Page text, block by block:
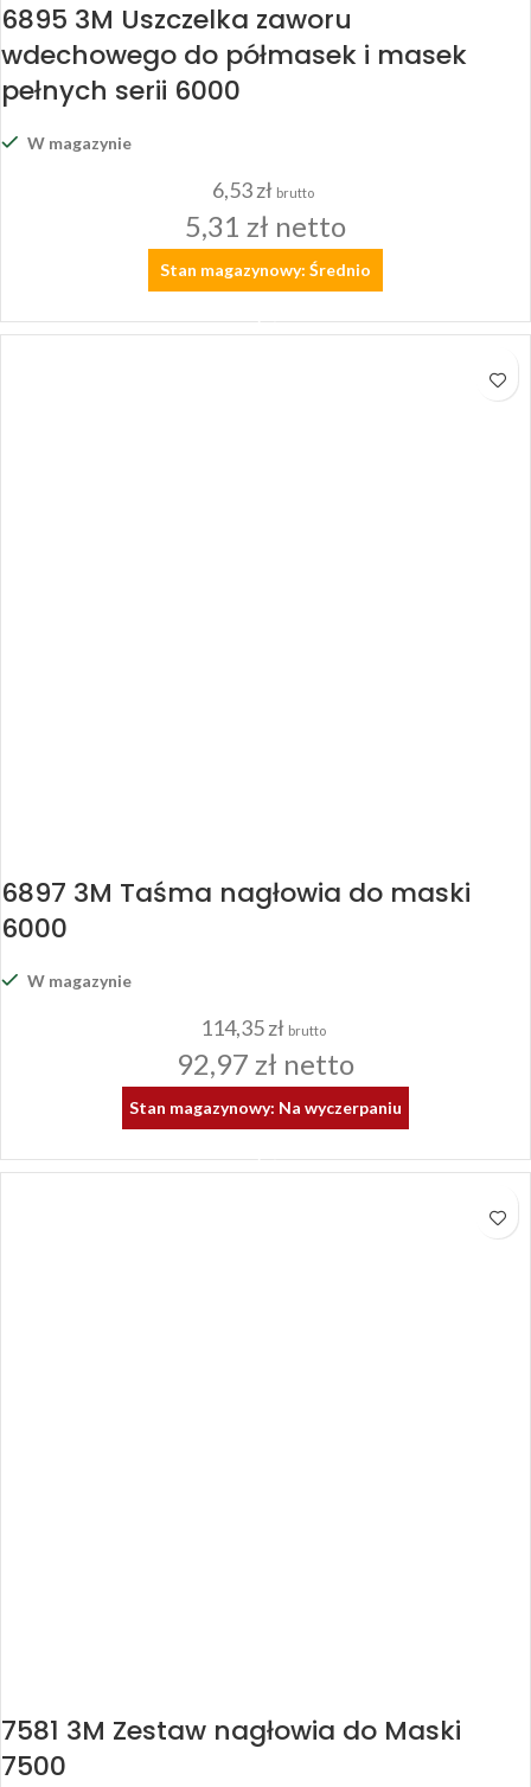
6895 3M Uszczelka zaworu
wdechowego do półmasek i masek
pełnych serii 6000
W magazynie
6,53zł brutto
5,31 zł netto
Stan magazynowy: Średnio
6897 3M Taśma nagłowia do maski
6000
W magazynie
114,35zł brutto
92,97 zł netto
Stan magazynowy: Na wyczerpaniu
7581 3M Zestaw nagłowia do Maski
7500